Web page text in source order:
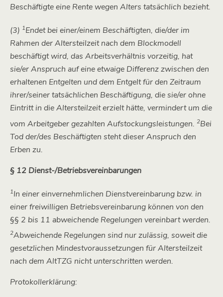
Beschäftigte eine Rente wegen Alters tatsächlich bezieht.
(3) 1Endet bei einer/einem Beschäftigten, die/der im
Rahmen der Altersteilzeit nach dem Blockmodell
beschäftigt wird, das Arbeitsverhältnis vorzeitig, hat
sie/er Anspruch auf eine etwaige Differenz zwischen den
erhaltenen Entgelten und dem Entgelt für den Zeitraum
ihrer/seiner tatsächlichen Beschäftigung, die sie/er ohne
Eintritt in die Altersteilzeit erzielt hätte, vermindert um die
vom Arbeitgeber gezahlten Aufstockungsleistungen. 2Bei
Tod der/des Beschäftigten steht dieser Anspruch den
Erben zu.
§ 12 Dienst-/Betriebsvereinbarungen
1In einer einvernehmlichen Dienstvereinbarung bzw. in
einer freiwilligen Betriebsvereinbarung können von den
§§ 2 bis 11 abweichende Regelungen vereinbart werden.
2Abweichende Regelungen sind nur zulässig, soweit die
gesetzlichen Mindestvoraussetzungen für Altersteilzeit
nach dem AltTZG nicht unterschritten werden.
Protokollerklärung: